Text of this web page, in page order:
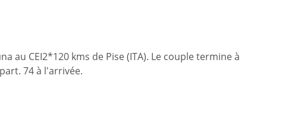
au CEI2*120 kms de Pise (ITA). Le couple termine à
74 à l'arrivée.